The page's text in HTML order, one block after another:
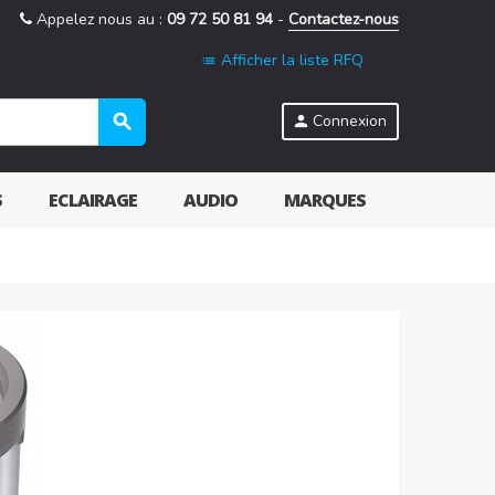
Appelez nous au : 09 72 50 81 94 - Contactez-nous
list Afficher la liste RFQ
search person Connexion
ECLAIRAGE AUDIO MARQUES